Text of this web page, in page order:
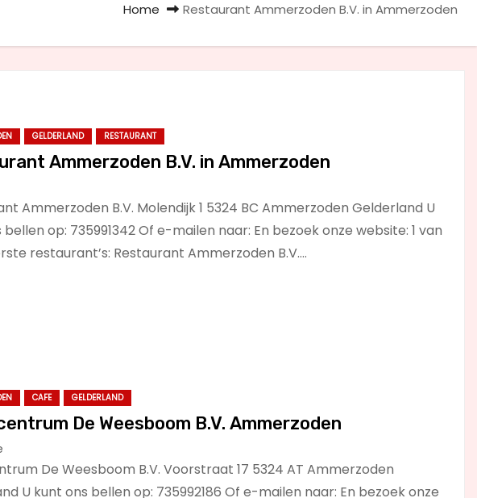
Home Restaurant Ammerzoden B.V. in Ammerzoden
GELDERLAND RESTAURANT
Ammerzoden B.V. in Ammerzoden
Ammerzoden B.V. Molendijk 1 5324 BC Ammerzoden Gelderland U
bellen op: 735991342 Of e-mailen naar: En bezoek onze website: 1 van
restaurant’s: Restaurant Ammerzoden B.V.…
CAFE GELDERLAND
De Weesboom B.V. Ammerzoden
De Weesboom B.V. Voorstraat 17 5324 AT Ammerzoden
U kunt ons bellen op: 735992186 Of e-mailen naar: En bezoek onze